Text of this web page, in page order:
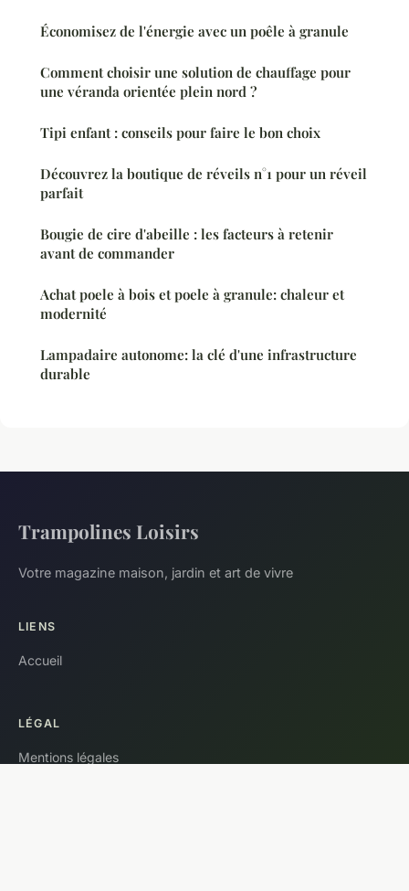
Économisez de l'énergie avec un poêle à granule
Comment choisir une solution de chauffage pour
une véranda orientée plein nord ?
Tipi enfant : conseils pour faire le bon choix
Découvrez la boutique de réveils n°1 pour un réveil
parfait
Bougie de cire d'abeille : les facteurs à retenir
avant de commander
Achat poele à bois et poele à granule: chaleur et
modernité
Lampadaire autonome: la clé d'une infrastructure
durable
Trampolines Loisirs
Votre magazine maison, jardin et art de vivre
LIENS
Accueil
LÉGAL
Mentions légales